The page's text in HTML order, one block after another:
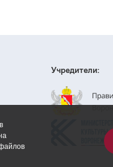
Учредители: